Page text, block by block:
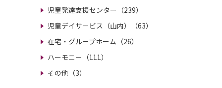
児童発達支援センター（239）
児童デイサービス（山内）（63）
在宅・グループホーム（26）
ハーモニー（111）
その他（3）